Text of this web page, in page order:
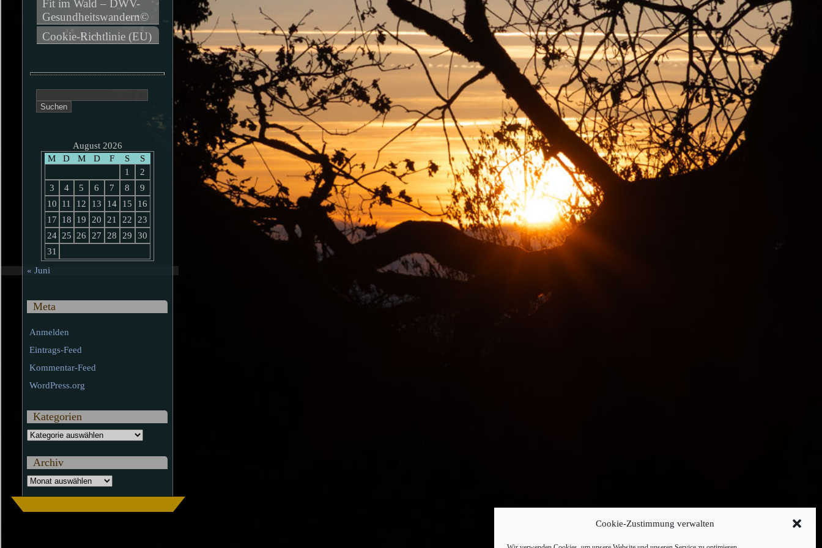
Cookie-Zustimmung verwalten
Fit im Wald – DWV-
Gesundheitswandern©
Cookie-Richtlinie (EU)
nach:
August 2026
M
D M D F S
S
1
2
3
4 5 6 7 8
9
10
11 12 13 14 15
16
17
18 19 20 21 22
23
24 25 26 27 28 29
30
31
« Juni
Meta
Anmelden
Eintrags-Feed
Kommentar-Feed
WordPress.org
Kategorien
Kategorien
Archiv
Archiv